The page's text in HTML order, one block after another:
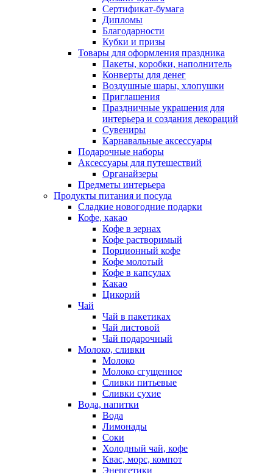
Сертификат-бумага
Дипломы
Благодарности
Кубки и призы
Товары для оформления праздника
Пакеты, коробки, наполнитель
Конверты для денег
Воздушные шары, хлопушки
Приглашения
Праздничные украшения для
интерьера и создания декораций
Сувениры
Карнавальные аксессуары
Подарочные наборы
Аксессуары для путешествий
Органайзеры
Предметы интерьера
Продукты питания и посуда
Сладкие новогодние подарки
Кофе, какао
Кофе в зернах
Кофе растворимый
Порционный кофе
Кофе молотый
Кофе в капсулах
Какао
Цикорий
Чай
Чай в пакетиках
Чай листовой
Чай подарочный
Молоко, сливки
Молоко
Молоко сгущенное
Сливки питьевые
Сливки сухие
Вода, напитки
Вода
Лимонады
Соки
Холодный чай, кофе
Квас, морс, компот
Энергетики